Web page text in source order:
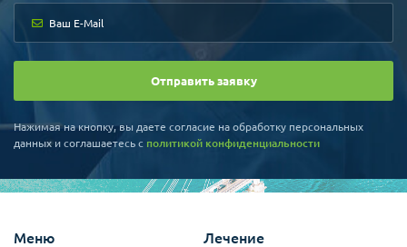
Отправить заявку
Нажимая на кнопку, вы даете согласие на обработку персональных
данных и соглашаетесь c политикой конфиденциальности
Меню Лечение